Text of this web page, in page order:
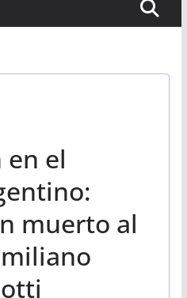
el
muerto al